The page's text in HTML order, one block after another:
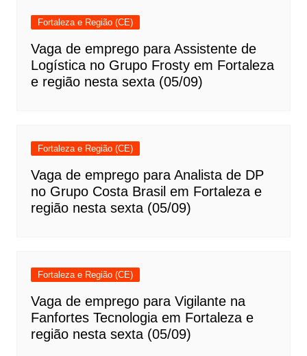
Fortaleza e Região (CE)
Vaga de emprego para Assistente de
Logística no Grupo Frosty em Fortaleza
e região nesta sexta (05/09)
Fortaleza e Região (CE)
Vaga de emprego para Analista de DP
no Grupo Costa Brasil em Fortaleza e
região nesta sexta (05/09)
Fortaleza e Região (CE)
Vaga de emprego para Vigilante na
Fanfortes Tecnologia em Fortaleza e
região nesta sexta (05/09)